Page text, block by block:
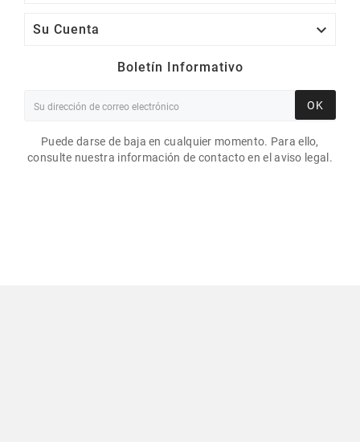
Su Cuenta 
Boletín Informativo
OK
Puede darse de baja en cualquier momento. Para ello,
consulte nuestra información de contacto en el aviso legal.